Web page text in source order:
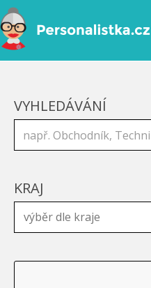
VYHLEDÁVÁNÍ
KRAJ